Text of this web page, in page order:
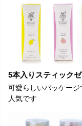
5本入りスティック
可愛らしいパッケー
人気です